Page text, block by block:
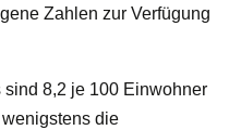
Zahlen zur Verfügung
8,2 je 100 Einwohner
die